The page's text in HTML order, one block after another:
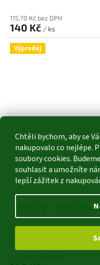
Chtěli bychom, aby se
nakupovalo co nejlépe.
soubory cookies.
souhlasit a umožníte
lepší zážitek z
115,70 Kč bez DPH
140 Kč / ks
Výprodej
FALCON - vlasec